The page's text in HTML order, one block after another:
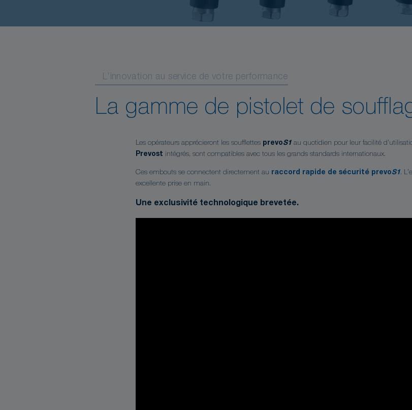
L’innovation au service de votre performance
La gamme de pistolet de
Les opérateurs apprécieront les soufflettes prevoS1 au quotidien pour leur facilité
Prevost intégrés, sont compatibles avec tous les grands standards internationaux.
Ces embouts se connectent directement au raccord rapide de sécurité prevoS1.
excellente prise en main.
Une exclusivité technologique brevetée.